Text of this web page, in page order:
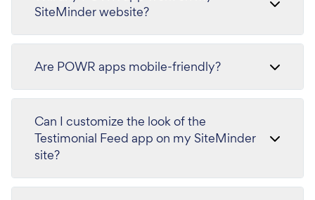
SiteMinder website?
Are POWR apps mobile-friendly?
Can I customize the look of the
Testimonial Feed app on my SiteMinder
site?